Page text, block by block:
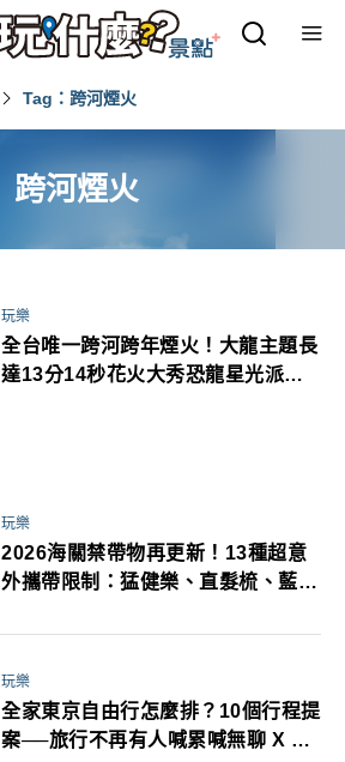
Tag：跨河煙火
跨河煙火
玩樂
全台唯一跨河跨年煙火！大龍主題長
達13分14秒花火大秀恐龍星光派對
玩樂
2026海關禁帶物再更新！13種超意
外攜帶限制：猛健樂、直髮梳、藍牙
萬！注意事項一次看！
玩樂
全家東京自由行怎麼排？10個行程提
案──旅行不再有人喊累喊無聊 X 爸